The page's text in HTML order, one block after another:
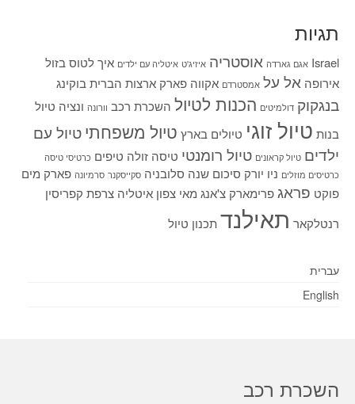
תגיות
Israel אגם גארדה אוסטריה איזיג'ט איטליה עם ילדים איך לטוס בזול
אירופה אל על אמסטרדם אקווה פארק ארצות הברית בוקינג
בנגקוק דולמיטים הכנות לטיול השכרת רכב וורונה ונציה טיול
בנות טיול זוגי טיולים בארץ טיול משפחתיטיול עם
ילדים טיול קראונים טיול רומנטי טיסה זולה טיפים כרטיסי טיסה
כרטיסים מוזלים ניו יורק סיכום שנה סלובניה סקייסקנר סרמיונה פארק מים
פוקט פראג פרימארק צ'אנג מאי צפון איטליה צרפת קפריסין
רנטלקאר תאילנדתכנון טיול
עברית
English
השכרת רכב